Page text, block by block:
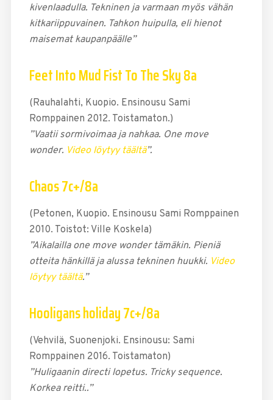
kivenlaadulla. Tekninen ja varmaan myös vähän
kitkariippuvainen. Tahkon huipulla, eli hienot
maisemat kaupanpäälle”
Feet Into Mud Fist To The Sky 8a
(Rauhalahti, Kuopio. Ensinousu Sami
Romppainen 2012. Toistamaton.)
”Vaatii sormivoimaa ja nahkaa. One move
wonder. Video löytyy täältä”.
Chaos 7c+/8a
(Petonen, Kuopio. Ensinousu Sami Romppainen
2010. Toistot: Ville Koskela)
”Aikalailla one move wonder tämäkin. Pieniä
otteita hänkillä ja alussa tekninen huukki. Video
löytyy täältä.”
Hooligans holiday 7c+/8a
(Vehvilä, Suonenjoki. Ensinousu: Sami
Romppainen 2016. Toistamaton)
”Huligaanin directi lopetus. Tricky sequence.
Korkea reitti..”